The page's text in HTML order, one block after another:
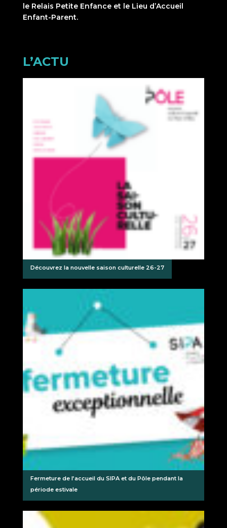
le Relais Petite Enfance et le Lieu d’Accueil
Enfant-Parent.
L’ACTU
Découvrez la nouvelle saison culturelle 26-27
Fermeture de l’accueil du SIPA et du Pôle pendant la
période estivale